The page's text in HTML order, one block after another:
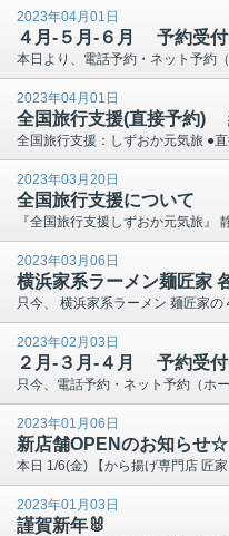
2023年04月01日
４月-５月-６月 予約受付
2023年04月01日
全国旅行支援(直接予約)
2023年03月20日
全国旅行支援について
2023年03月06日
横浜家系ラーメン麺匠家
2023年02月03日
２月-３月-４月 予約受付
2023年01月06日
新店舗OPENのお知らせ☆
2023年01月03日
謹賀新年🐰